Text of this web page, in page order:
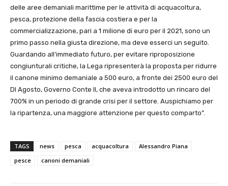
delle aree demaniali marittime per le attività di acquacoltura,
pesca, protezione della fascia costiera e per la
commercializzazione, pari a 1 milione di euro per il 2021, sono un
primo passo nella giusta direzione, ma deve esserci un seguito.
Guardando all’immediato futuro, per evitare riproposizione
congiunturali critiche, la Lega ripresenterà la proposta per ridurre
il canone minimo demaniale a 500 euro, a fronte dei 2500 euro del
Dl Agosto, Governo Conte II, che aveva introdotto un rincaro del
700% in un periodo di grande crisi per il settore. Auspichiamo per
la ripartenza, una maggiore attenzione per questo comparto”.
TAGS news pesca acquacoltura
Alessandro Piana
pesce
canoni demaniali